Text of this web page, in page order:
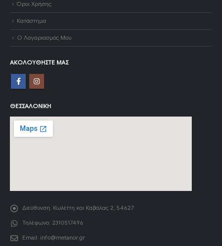
Όροι Χρήσης
Κατάστημα
Ο Λογαριασμός Μου
ΑΚΟΛΟΥΘΉΣΤΕ ΜΑΣ
ΘΕΣΣΑΛΟΝΊΚΗ
Διεύθυνση: Κωλέττη και Καβάλας 2, 54627
Τηλέφωνο: 2310517496
Email: info@metanor.gr